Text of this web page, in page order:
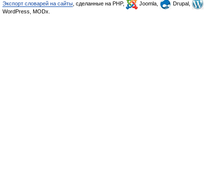
Экспорт словарей на сайты , сделанные на PHP, Joomla,
Drupal,
WordPress, MODx.